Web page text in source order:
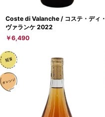
Coste di Valanche / コステ・ディ・
ヴァランケ 2022
￥6,490